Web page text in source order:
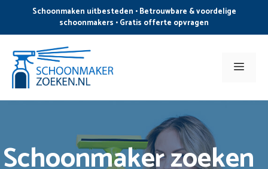
de
inhoud
Schoonmaken uitbesteden • Betrouwbare & voordelige
schoonmakers • Gratis offerte opvragen
Menu
Schoonmaker zoeken